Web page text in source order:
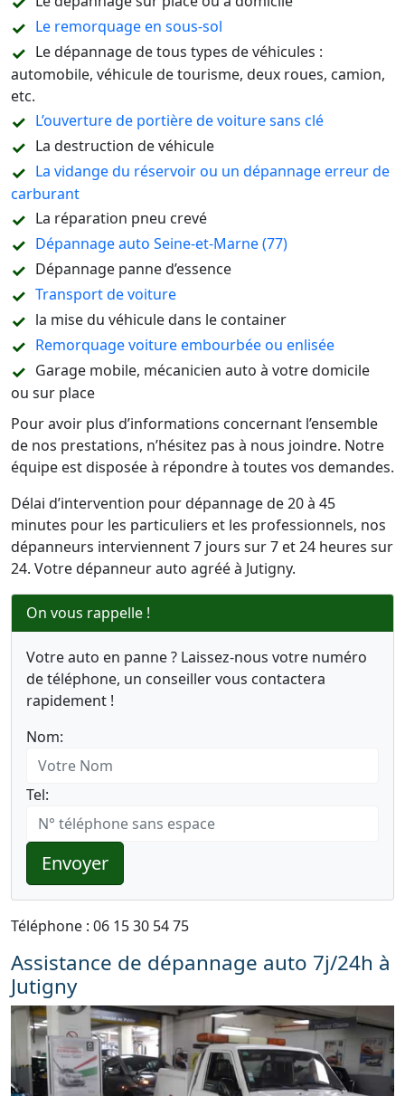
Le remorquage en sous-sol
Le dépannage de tous types de véhicules :
automobile, véhicule de tourisme, deux roues, camion,
etc.
L’ouverture de portière de voiture sans clé
La destruction de véhicule
La vidange du réservoir ou un dépannage erreur de
carburant
La réparation pneu crevé
Dépannage auto Seine-et-Marne (77)
Dépannage panne d’essence
Transport de voiture
la mise du véhicule dans le container
Remorquage voiture embourbée ou enlisée
Garage mobile, mécanicien auto à votre domicile
ou sur place
Pour avoir plus d’informations concernant l’ensemble
de nos prestations, n’hésitez pas à nous joindre. Notre
équipe est disposée à répondre à toutes vos demandes.
Délai d’intervention pour dépannage de 20 à 45
minutes pour les particuliers et les professionnels, nos
dépanneurs interviennent 7 jours sur 7 et 24 heures sur
24. Votre dépanneur auto agréé à Jutigny.
On vous rappelle !
Votre auto en panne ? Laissez-nous votre numéro
de téléphone, un conseiller vous contactera
rapidement !
Nom:
Tel:
Envoyer
Téléphone : 06 15 30 54 75
Assistance de dépannage auto 7j/24h à
Jutigny